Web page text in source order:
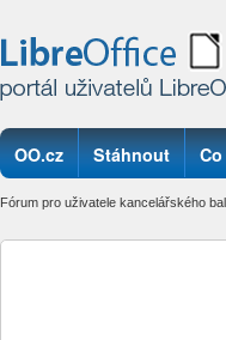
OO.cz Stáhnout
Fórum pro uživatele kancelářského